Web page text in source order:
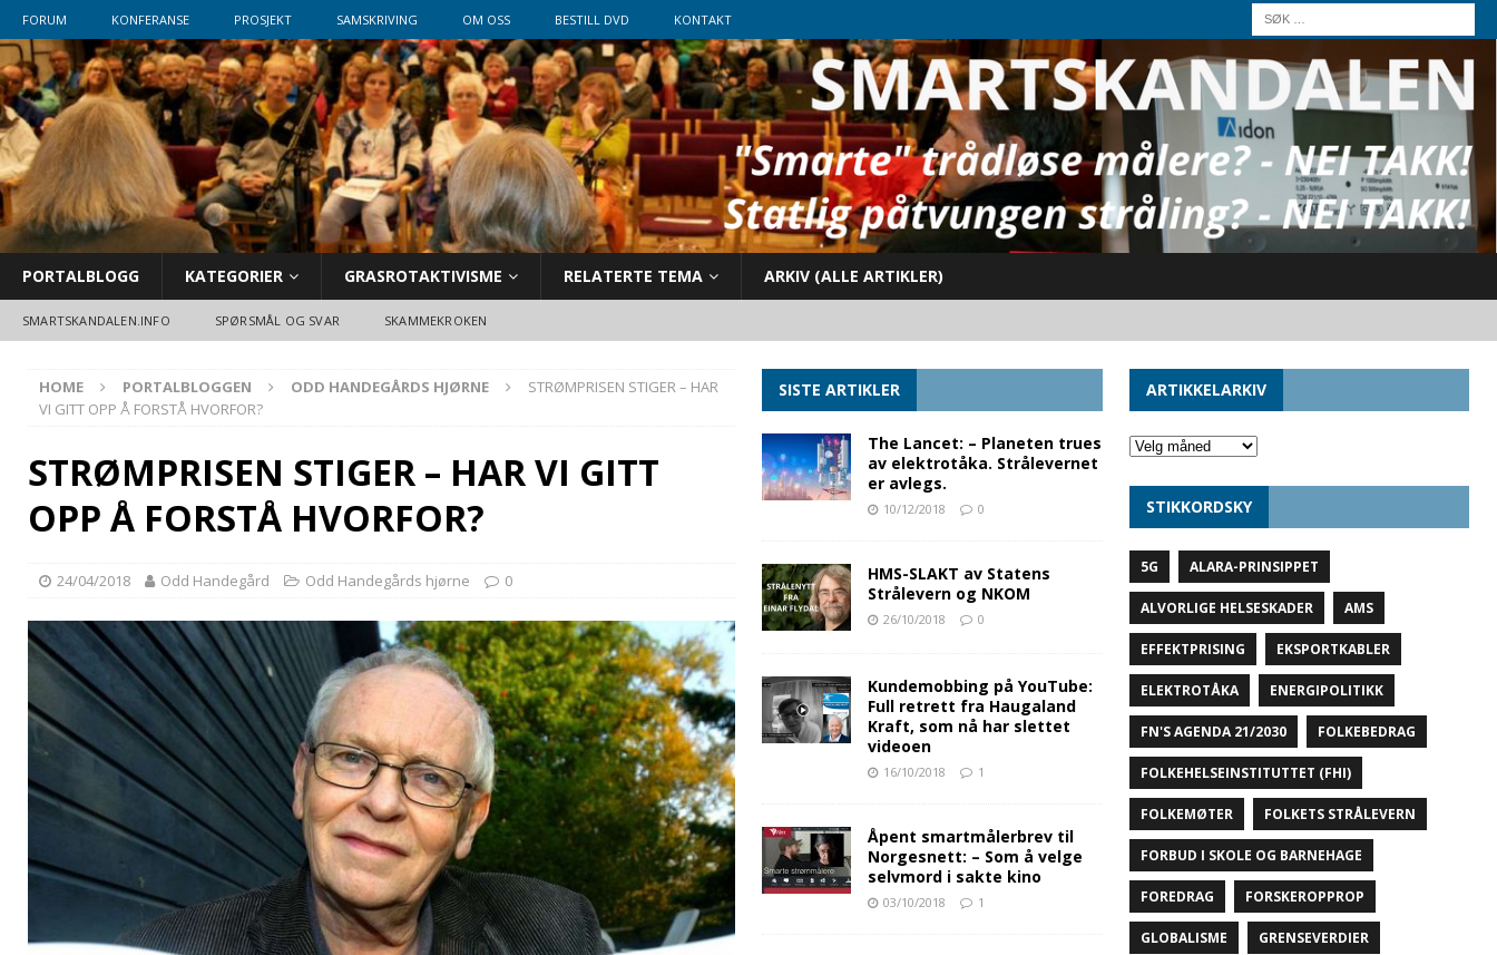
FORUM KONFERANSE PROSJEKT SAMSKRIVING OM OSS BESTILL DVD KONTAKT
PORTALBLOGG KATEGORIER GRASROTAKTIVISME RELATERTE TEMA ARKIV (ALLE ARTIKLER)
SMARTSKANDALEN.INFO SPØRSMÅL OG SVAR SKAMMEKROKEN
HOME PORTALBLOGGEN ODD HANDEGÅRDS HJØRNE
STRØMPRISEN STIGER – HAR
VI GITT OPP Å FORSTÅ HVORFOR?
STRØMPRISEN STIGER – HAR VI GITT
OPP Å FORSTÅ HVORFOR?
24/04/2018 Odd Handegård Odd Handegårds hjørne 0
SISTE ARTIKLER
The Lancet: – Planeten trues
av elektrotåka. Strålevernet
er avlegs.
10/12/2018 0
HMS-SLAKT av Statens
Strålevern og NKOM
26/10/2018 0
Kundemobbing på YouTube:
Full retrett fra Haugaland
Kraft, som nå har slettet
videoen
16/10/2018 1
Åpent smartmålerbrev til
Norgesnett: – Som å velge
selvmord i sakte kino
03/10/2018 1
ARTIKKELARKIV
STIKKORDSKY
5G ALARA-PRINSIPPET
ALVORLIGE HELSESKADER AMS
EFFEKTPRISING EKSPORTKABLER
ELEKTROTÅKA ENERGIPOLITIKK
FN'S AGENDA 21/2030 FOLKEBEDRAG
FOLKEHELSEINSTITUTTET (FHI)
FOLKEMØTER FOLKETS STRÅLEVERN
FORBUD I SKOLE OG BARNEHAGE
FOREDRAG FORSKEROPPROP
GLOBALISME GRENSEVERDIER